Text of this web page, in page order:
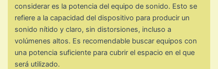
considerar es la potencia del equipo de sonido. Esto se
refiere a la capacidad del dispositivo para producir un
sonido nítido y claro, sin distorsiones, incluso a
volúmenes altos. Es recomendable buscar equipos con
una potencia suficiente para cubrir el espacio en el que
será utilizado.